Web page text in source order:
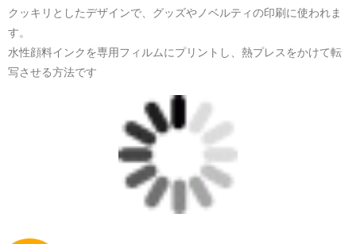
クッキリとしたデザインで、グッズやノベルティの印刷に使われま
す。
水性顔料インクを専用フィルムにプリントし、熱プレスをかけて転
写させる方法です